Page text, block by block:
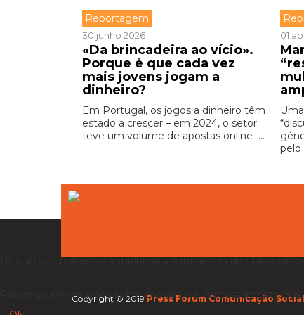
Reportagem
30 junho 2026
«Da brincadeira ao vício».
Porque é que cada vez
mais jovens jogam a
dinheiro?
Em Portugal, os jogos a dinheiro têm
estado a crescer – em 2024, o setor
teve um volume de apostas online ...
01
pelo
Copyright © 2019 Press Forum Comunicação Social
Utilizamos cookies para melhorar a experiência do
Para mais informações sobre cookies e o processamento dos